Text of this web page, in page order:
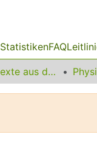
StatistikenFAQ
Sonstige Volltexte aus dem Bibliotheksangebot